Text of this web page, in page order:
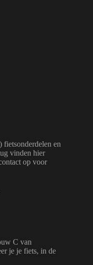
fietsonderdelen en
vinden hier
op voor
C van
je je fiets, in de